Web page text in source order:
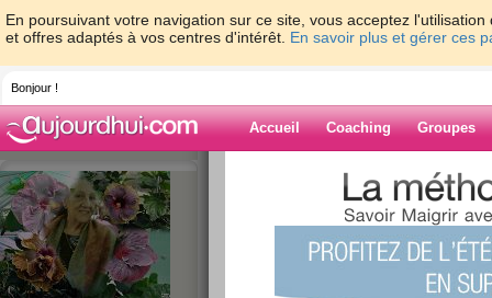
En poursuivant votre navigation sur ce site, vous acceptez
et offres adaptés à vos centres d'intérêt. En savoir plus et gérer ces
Bonjour !
Accueil Coaching Groupes
> > c'est
Blog de